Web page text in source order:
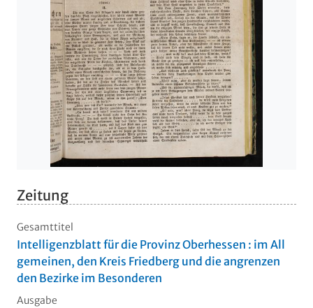
Zeitung
Gesamttitel
Intelligenzblatt für die Provinz Oberhessen : im All
gemeinen, den Kreis Friedberg und die angrenzen
den Bezirke im Besonderen
Ausgabe